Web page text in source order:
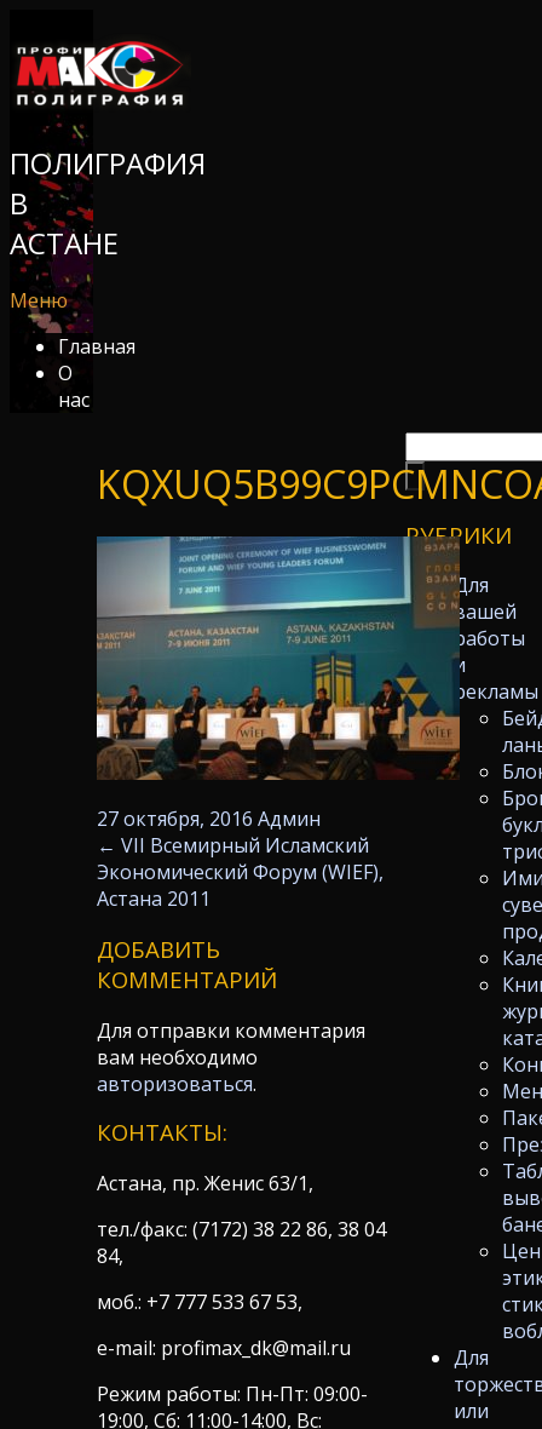
ПОЛИГРАФИЯ
В
АСТАНЕ
Меню
Главная
О
нас
РУБРИКИ
Для
вашей
работы
и
рекламы
Для
или
27 октября, 2016 Админ
← VII Всемирный Исламский
Экономический Форум (WIEF),
Астана 2011
ДОБАВИТЬ
КОММЕНТАРИЙ
Для отправки комментария
вам необходимо
авторизоваться.
КОНТАКТЫ:
Астана, пр. Женис 63/1,
тел./факс: (7172) 38 22 86, 38 04
84,
моб.: +7 777 533 67 53,
e-mail: profimax_dk@mail.ru
Режим работы: Пн-Пт: 09:00-
19:00, Сб: 11:00-14:00, Вс: